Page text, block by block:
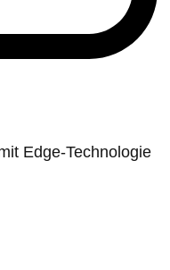
Edge-Technologie